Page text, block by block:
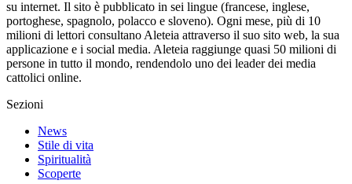
su internet. Il sito è pubblicato in sei lingue (francese, inglese,
portoghese, spagnolo, polacco e sloveno). Ogni mese, più di 10
milioni di lettori consultano Aleteia attraverso il suo sito web, la sua
applicazione e i social media. Aleteia raggiunge quasi 50 milioni di
persone in tutto il mondo, rendendolo uno dei leader dei media
cattolici online.
Sezioni
News
Stile di vita
Spiritualità
Scoperte